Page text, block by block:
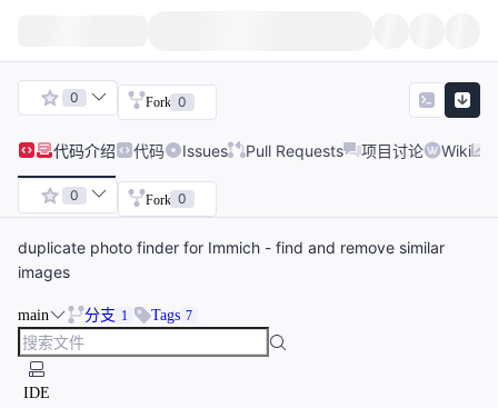
0 Fork 0
代码介绍 代码 Issues Pull Requests 项目讨论 Wiki
0 Fork 0
duplicate photo finder for Immich - find and remove similar
images
main 分支 1 Tags 7
IDE